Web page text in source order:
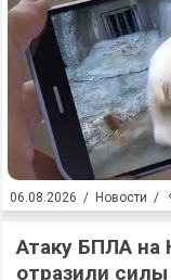
06.08.2026 / Новости /
Атаку БПЛА на
отразили